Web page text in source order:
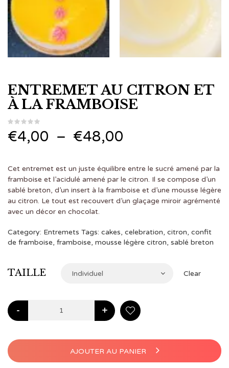
ENTREMET AU CITRON ET
À LA FRAMBOISE
€4,00 – €48,00
prix :
€4,00
€48,00
Cet entremet est un juste équilibre entre le sucré amené par la
framboise et l’acidulé amené par le citron. Il se compose d’un
sablé breton, d’un insert à la framboise et d’une mousse légère
au citron. Le tout est recouvert d’un glaçage miroir agrémenté
avec un décor en chocolat.
Category: Entremets Tags: cakes, celebration, citron, confit
de framboise, framboise, mousse légère citron, sablé breton
TAILLE Individuel Clear
- +
AJOUTER AU PANIER